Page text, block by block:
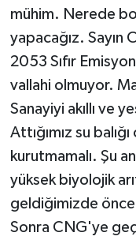
mühim. Nerede
yapacağız. Sayın
2053 Sıfır
vallahi olmuyor.
Sanayiyi akıllı ve
Attığımız su
kurutmamalı. Şu
yüksek biyolojik
geldiğimizde önce
Sonra CNG'ye